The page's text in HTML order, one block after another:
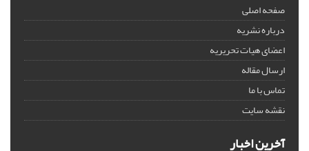
صفحه اصلی
درباره نشریه
اعضای هیات تحریریه
ارسال مقاله
تماس با ما
نقشه سایت
آخرین اخبار